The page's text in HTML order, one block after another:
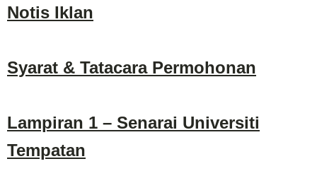
Notis Iklan
Syarat & Tatacara Permohonan
Lampiran 1 – Senarai Universiti
Tempatan